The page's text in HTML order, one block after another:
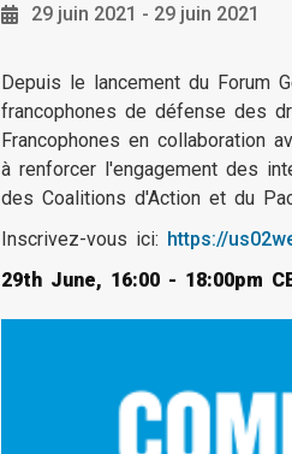
29 juin 2021 - 29 juin 2021
Depuis le lancement du Forum
francophones de défense des
Francophones en collaboration
à renforcer l'engagement des
des Coalitions d'Action et du
Inscrivez-vous ici: https://
29th June, 16:00 - 18:00pm